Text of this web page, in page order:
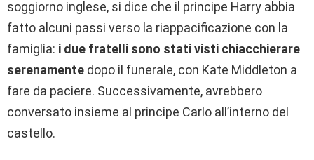
soggiorno inglese, si dice che il principe Harry abbia
fatto alcuni passi verso la riappacificazione con la
famiglia: i due fratelli sono stati visti chiacchierare
serenamente dopo il funerale, con Kate Middleton a
fare da paciere. Successivamente, avrebbero
conversato insieme al principe Carlo all’interno del
castello.